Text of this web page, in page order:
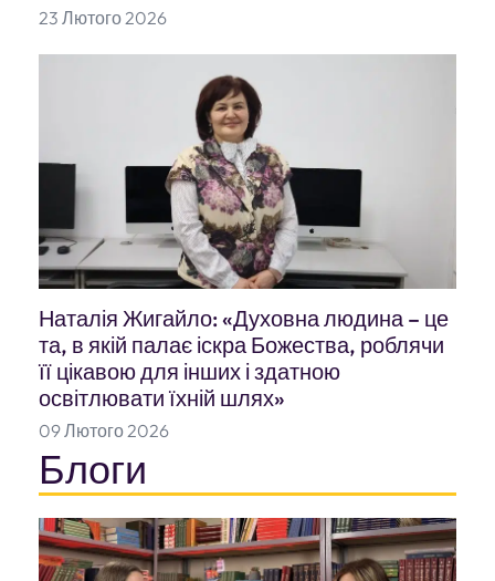
23 Лютого 2026
Наталія Жигайло: «Духовна людина – це
та, в якій палає іскра Божества, роблячи
її цікавою для інших і здатною
освітлювати їхній шлях»
09 Лютого 2026
Блоги